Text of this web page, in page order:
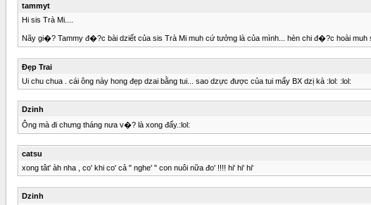
tammyt
Hi sis Trà Mi....
Nãy gi�? Tammy đ�?c bài dziết của sis Trà Mi muh cứ tưởng là của mình... hèn chi đ�?c hoài muh
Đẹp Trai
Ui chu chua . cái ông này hong đẹp dzai bằng tui... sao dzực được của tui mấy BX dzị kà :lol: :lol:
Dzinh
Ông mà đi chưng tháng nưa v�? là xong đấy.:lol:
catsu
xong tât' àh nha , co' khi co' cả " nghe' " con nuôi nữa đo' !!!! hi' hi' hi'
Dzinh